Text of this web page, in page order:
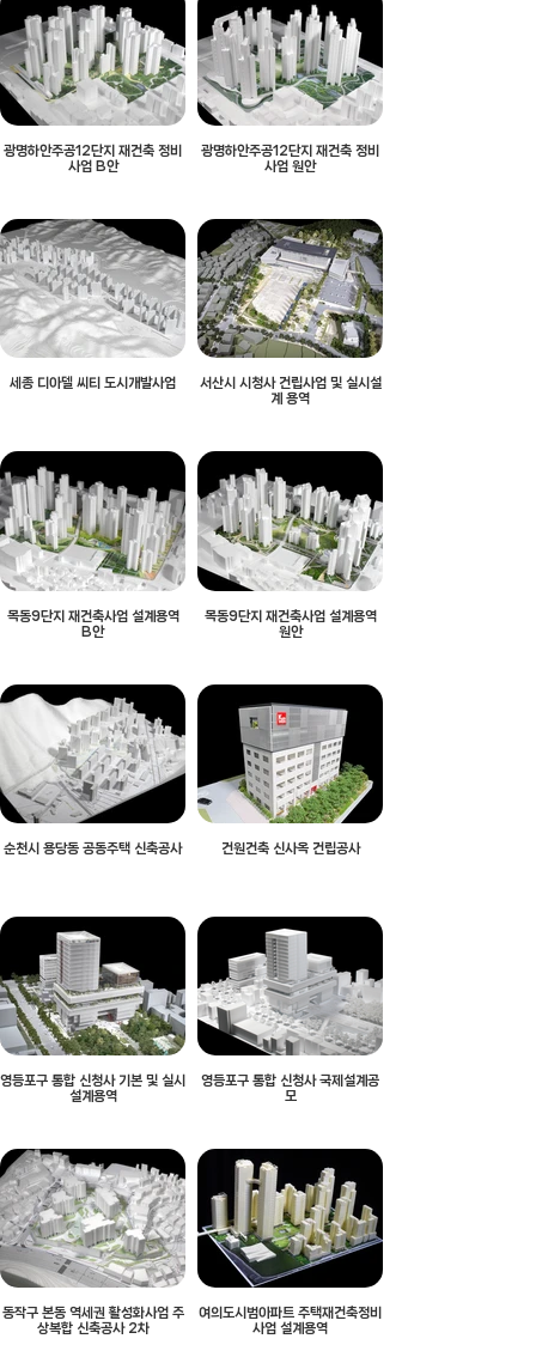
광명하안주공12단지 재건축 정비
사업 B안
광명하안주공12단지 재건축 정비
사업 원안
세종 디아델 씨티 도시개발사업
서산시 시청사 건립사업 및 실시설
계 용역
목동9단지 재건축사업 설계용역
B안
목동9단지 재건축사업 설계용역
원안
순천시 용당동 공동주택 신축공사 건원건축 신사옥 건립공사
영등포구 통합 신청사 기본 및 실시
설계용역
영등포구 통합 신청사 국제설계공
모
동작구 본동 역세권 활성화사업 주
상복합 신축공사 2차
여의도시범아파트 주택재건축정비
사업 설계용역